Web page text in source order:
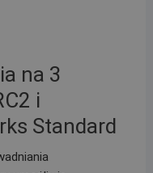
na 3
i
Standard